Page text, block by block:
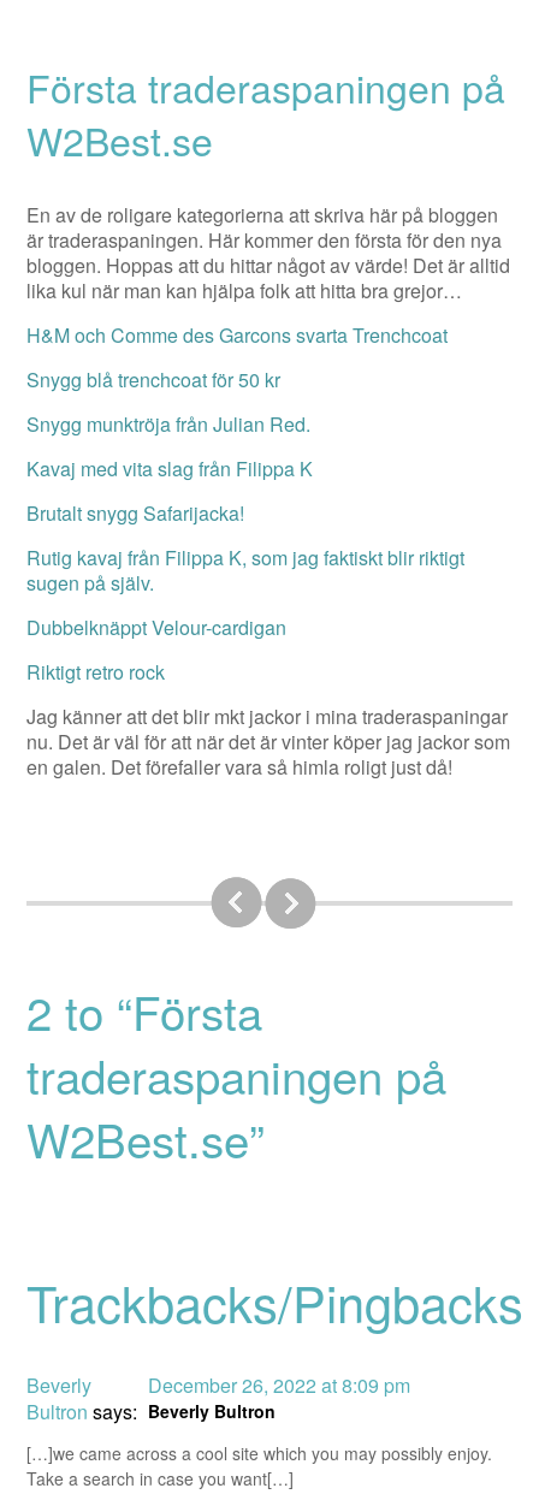
Första traderaspaningen på
W2Best.se
En av de roligare kategorierna att skriva här på bloggen
är traderaspaningen. Här kommer den första för den nya
bloggen. Hoppas att du hittar något av värde! Det är alltid
lika kul när man kan hjälpa folk att hitta bra grejor…
H&M och Comme des Garcons svarta Trenchcoat
Snygg blå trenchcoat för 50 kr
Snygg munktröja från Julian Red.
Kavaj med vita slag från Filippa K
Brutalt snygg Safarijacka!
Rutig kavaj från Filippa K, som jag faktiskt blir riktigt
sugen på själv.
Dubbelknäppt Velour-cardigan
Riktigt retro rock
Jag känner att det blir mkt jackor i mina traderaspaningar
nu. Det är väl för att när det är vinter köper jag jackor som
en galen. Det förefaller vara så himla roligt just då!
2 to “Första
traderaspaningen på
W2Best.se”
Trackbacks/Pingbacks
Beverly
Bultron says:
December 26, 2022 at 8:09 pm
Beverly Bultron
[…]we came across a cool site which you may possibly enjoy.
Take a search in case you want[…]